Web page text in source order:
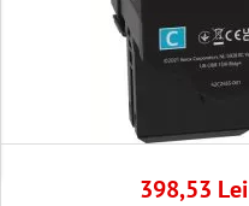
398,53 Lei